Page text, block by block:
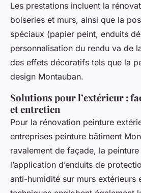
Les prestations incluent la
boiseries et murs, ainsi que la
spéciaux (papier peint, enduits
personnalisation du rendu va de
des effets décoratifs tels que la
design Montauban.
Solutions pour l’extérieur :
et entretien
Pour la rénovation peinture
entreprises peinture bâtiment
ravalement de façade, la
l’application d’enduits de
anti-humidité sur murs extérieurs